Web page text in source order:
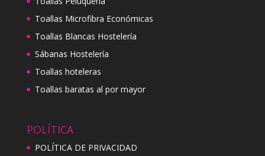
Toallas Microfibra Económicas
Toallas Blancas Hostelería
Sábanas Hostelería
Toallas hoteleras
Toallas baratas al por mayor
POLÍTICA
POLÍTICA DE PRIVACIDAD